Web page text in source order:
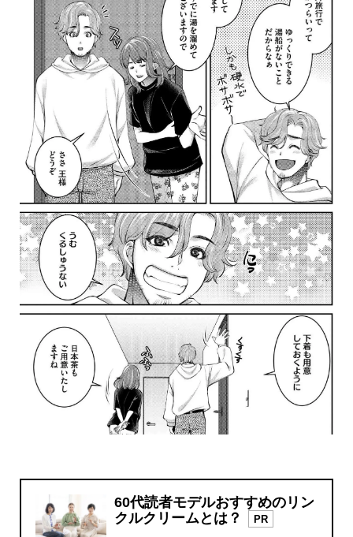
60代読者モデルおすすめのリン
クルクリームとは？
PR